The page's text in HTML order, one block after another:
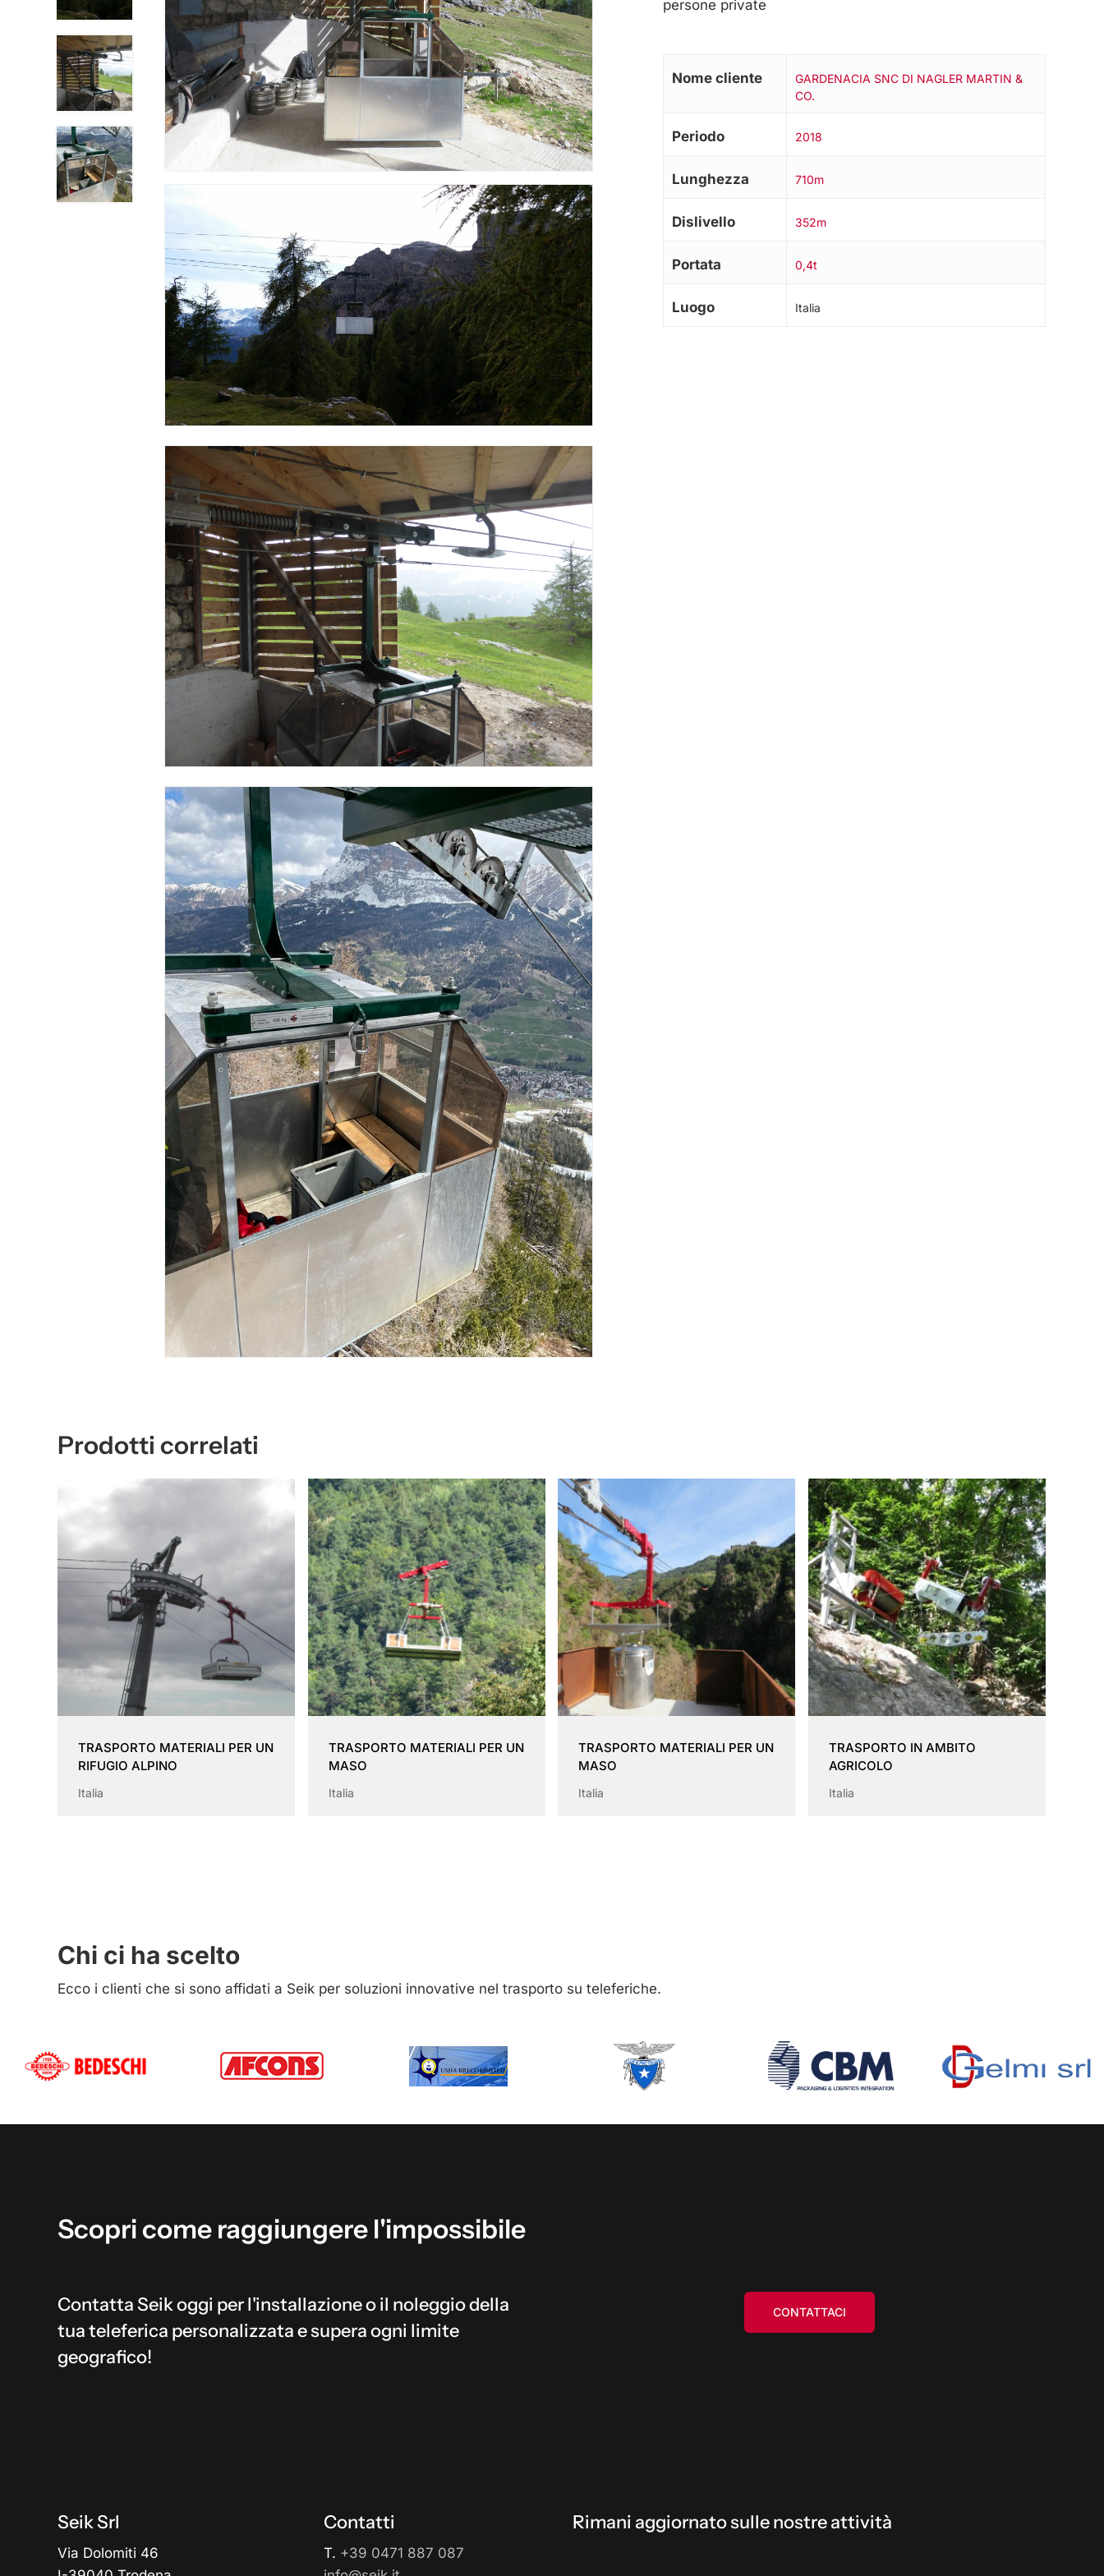
persone private
Nome cliente
GARDENACIA SNC DI NAGLER MARTIN &
CO.
Periodo 2018
Lunghezza 710m
Dislivello 352m
Portata 0,4t
Luogo Italia
Prodotti correlati
TRASPORTO MATERIALI PER UN
RIFUGIO ALPINO
Italia
TRASPORTO MATERIALI PER UN
MASO
Italia
TRASPORTO MATERIALI PER UN
MASO
Italia
TRASPORTO IN AMBITO
AGRICOLO
Italia
Chi ci ha scelto
Ecco i clienti che si sono affidati a Seik per soluzioni innovative nel trasporto su teleferiche.
Scopricome raggiungere l'impossibile
Contatta Seik oggi per l'installazione o il noleggio della
tua teleferica personalizzata e supera ogni limite
geografico!
CONTATTACI
Seik Srl
Via Dolomiti 46
Contatti
T. +39 0471 887 087
Rimani aggiornato sulle nostre attività